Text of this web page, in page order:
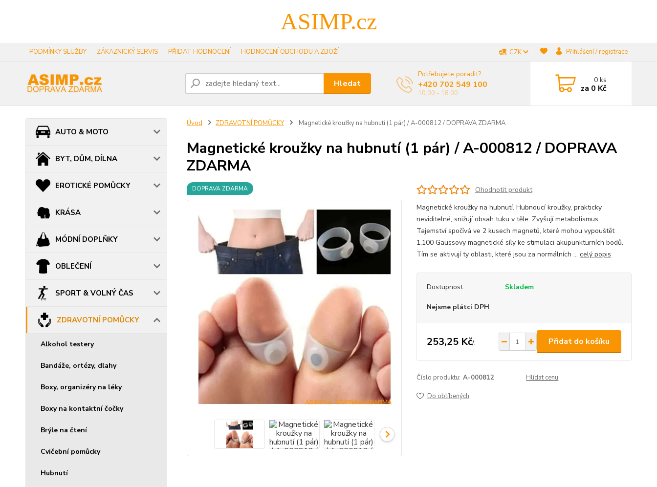
ASIMP.cz
PODMÍNKY SLUŽBY ZÁKAZNICKÝ SERVIS PŘIDAT HODNOCENÍ HODNOCENÍ OBCHODU A ZBOŽÍ CZK Přihlášení / registrace
Hledat
Potřebujete poradit?
+420 702 549 100
10:00 - 18:00
0ks
za 0 Kč
AUTO & MOTO
BYT, DŮM, DÍLNA
EROTICKÉ POMŮCKY
KRÁSA
MÓDNÍ DOPLŇKY
OBLEČENÍ
SPORT & VOLNÝ ČAS
ZDRAVOTNÍ POMŮCKY
Alkohol testery
Bandáže, ortézy, dlahy
Boxy, organizéry na léky
Boxy na kontaktní čočky
Brýle na čtení
Cvičební pomůcky
Hubnutí
Úvod ZDRAVOTNÍ POMŮCKY Magnetické kroužky na hubnutí (1 pár) / A-000812 / DOPRAVA ZDARMA
Magnetické kroužky na hubnutí (1 pár) / A-000812 / DOPRAVA
ZDARMA
DOPRAVA ZDARMA
Ohodnotit produkt
Magnetické kroužky na hubnutí. Hubnoucí kroužky, prakticky
neviditelné, snižují obsah tuku v těle. Zvyšují metabolismus.
Tajemství spočívá ve 2 kusech magnetů, které mohou vypouštět
1,100 Gaussovy magnetické síly ke stimulaci akupunkturních bodů.
Tím se aktivují ty oblasti, které jsou za normálních ... celý popis
Dostupnost Skladem
Nejsme plátci DPH
253,25 Kč/. Přidat do košíku
Číslo produktu: A-000812 Hlídat cenu
Do oblíbených